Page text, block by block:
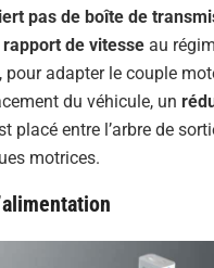
pas de boîte de
de vitesse au
pour adapter le couple
du véhicule, un
placé entre l’arbre de
motrices.